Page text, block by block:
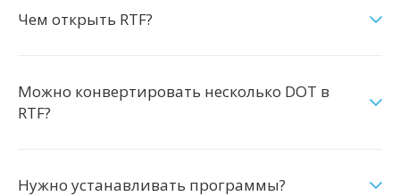
Чем открыть RTF?
Можно конвертировать несколько DOT в
RTF?
Нужно устанавливать программы?